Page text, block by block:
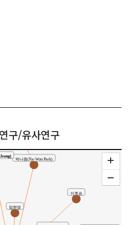
구/유사연구
박나원(Na-Won Park)
엄현영
이효승